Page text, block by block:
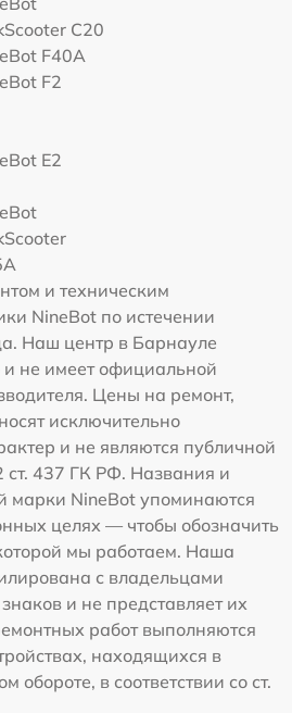
C20
F40A
F2
E2
и техническим
NineBot по истечении
Наш центр в Барнауле
и не имеет официальной
Цены на ремонт,
исключительно
и не являются публичной
ст. 437 ГК РФ. Названия и
марки NineBot упоминаются
целях — чтобы обозначить
мы работаем. Наша
с владельцами
и не представляет их
работ выполняются
находящихся в
обороте, в соответствии со ст.